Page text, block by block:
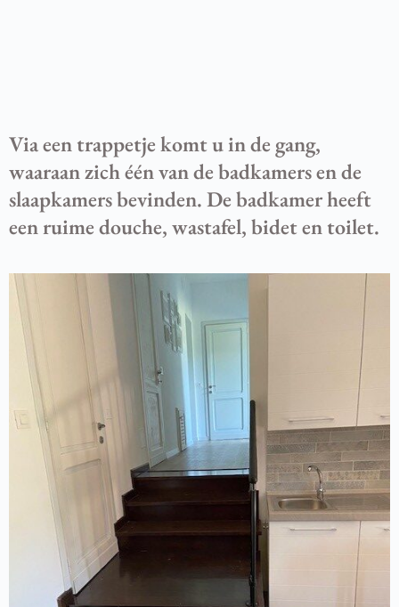
Via een trappetje komt u in de gang,
waaraan zich één van de badkamers en de
slaapkamers bevinden. De badkamer heeft
een ruime douche, wastafel, bidet en toilet.